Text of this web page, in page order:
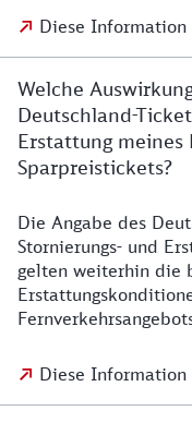
Diese
Welche
Deutschland-
Erstattung meines
Sparpreistickets?
Die Angabe des
Stornierungs- und
gelten weiterhin die
Diese